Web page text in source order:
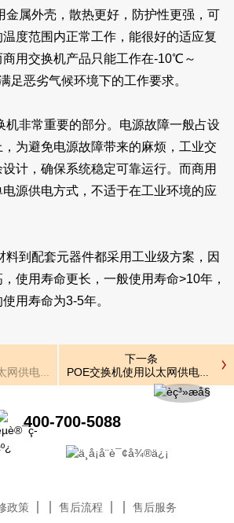
金属外壳，散热更好，防护性更强，可
度范围内正常工作，能很好的适应复
用交换机产品只能工作在-10℃～
足恶劣气候环境下的工作要求。
机非常重要的部分。电源故障一般占设
为避免电源故障带来的麻烦，工业交
计，确保系统稳定可靠运行。而商用
源供电方式，不适于在工业环境的应
料到配套元器件都采用工业级方案，因
使用寿命更长，一般使用寿命>10年，
用寿命为3-5年。
网供电有那些优势
下一条
POE交换机使用以太网供电有那
400-700-5088
政策 售后流程 售后服务